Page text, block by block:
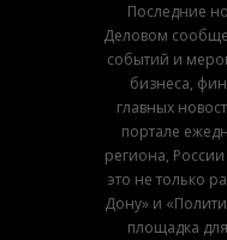
Последние
Деловом
событий и
бизнеса,
главных
портале
региона,
это не только
Дону» и
площадка